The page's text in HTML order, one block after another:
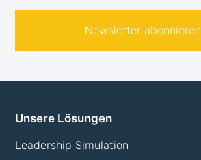
Newsletter abonnieren
Unsere Lösungen
Leadership Simulation